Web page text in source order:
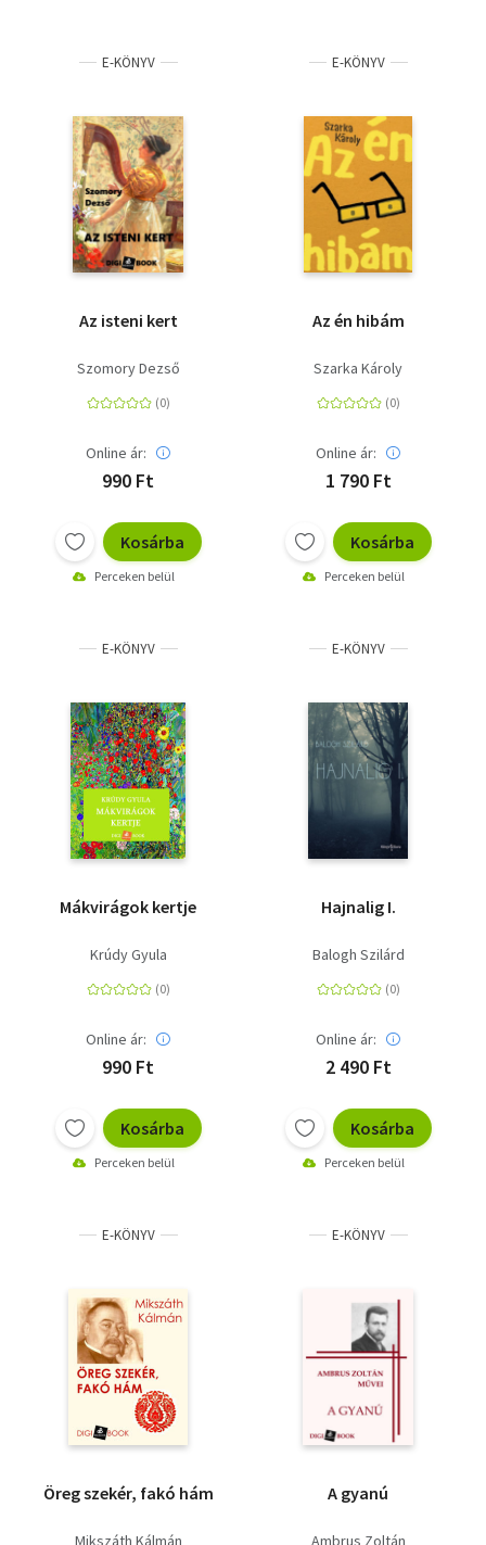
E-KÖNYV
Az isteni kert
Szomory Dezső
Online ár:
990 Ft
Kosárba
Perceken belül
E-KÖNYV
Az én hibám
Szarka Károly
Online ár:
1 790 Ft
Kosárba
Perceken belül
E-KÖNYV
Mákvirágok kertje
Krúdy Gyula
Online ár:
990 Ft
Kosárba
Perceken belül
E-KÖNYV
Hajnalig I.
Balogh Szilárd
Online ár:
2 490 Ft
Kosárba
Perceken belül
E-KÖNYV
Öreg szekér, fakó hám
Mikszáth Kálmán
E-KÖNYV
A gyanú
Ambrus Zoltán